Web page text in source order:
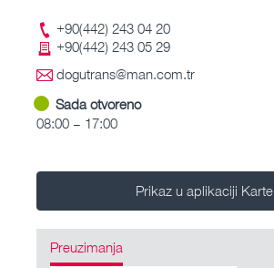
+90(442) 243 04 20
+90(442) 243 05 29
dogutrans@man.com.tr
Sada otvoreno
08:00 – 17:00
Prikaz u aplikaciji Karte
Preuzimanja